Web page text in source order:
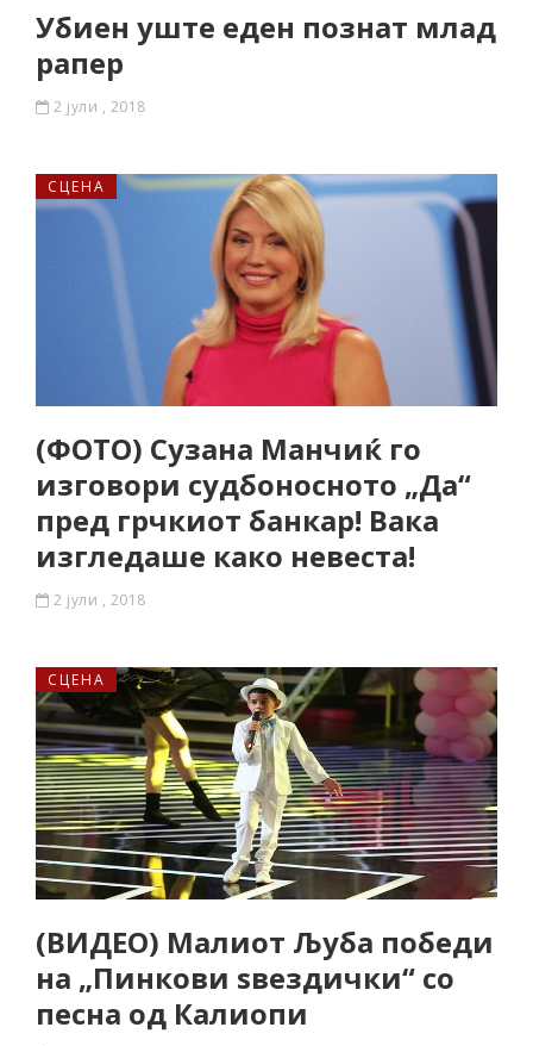
Убиен уште еден познат млад
рапер
2 јули , 2018
СЦЕНА
(ФОТО) Сузана Манчиќ го
изговори судбоносното „Да“
пред грчкиот банкар! Вака
изгледаше како невеста!
2 јули , 2018
СЦЕНА
(ВИДЕО) Малиот Љуба победи
на „Пинкови ѕвездички“ со
песна од Калиопи